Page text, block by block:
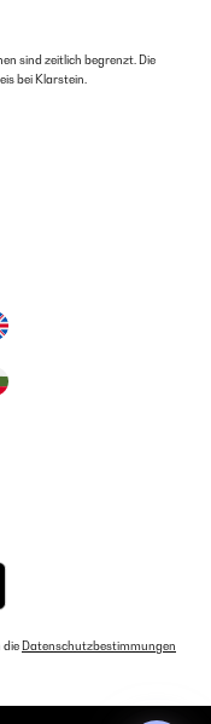
sind zeitlich begrenzt. Die
bei Klarstein.
die Datenschutzbestimmungen